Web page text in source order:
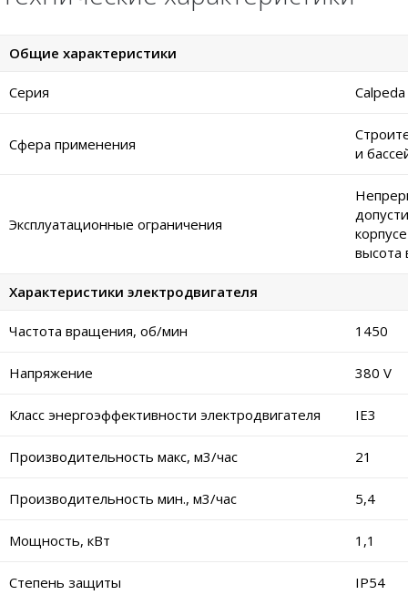
Общие характеристики
Серия
Сфера применения
и
Эксплуатационные ограничения
высота
Характеристики электродвигателя
Частота вращения, об/мин 1450
Напряжение 380 V
Класс энергоэффективности электродвигателя IE3
Производительность макс, м3/час 21
Производительность мин., м3/час 5,4
Мощность, кВт 1,1
Степень защиты IP54